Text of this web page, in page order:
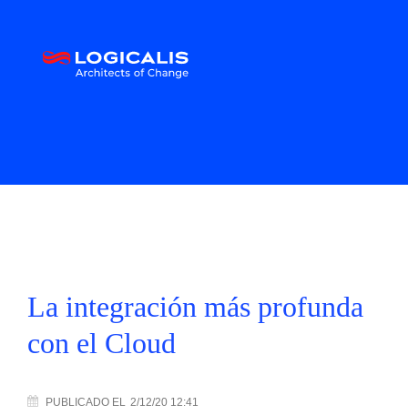
La integración más profunda
con el Cloud
PUBLICADO EL 2/12/20 12:41